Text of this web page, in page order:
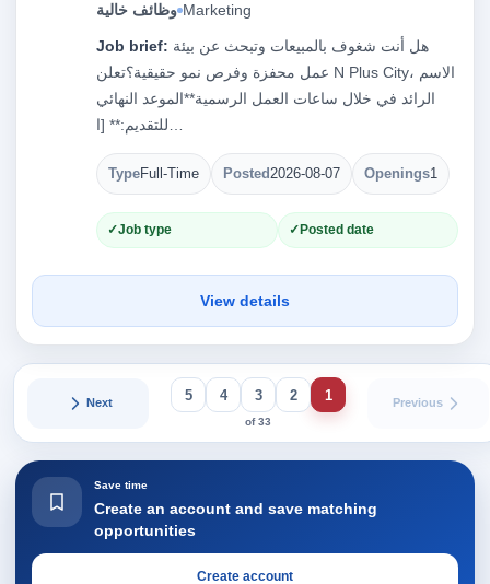
وظائف خالية Marketing
Job brief:
عمل محفزة وفرص نمو حقيقية؟تعلن N Plus City، الاسم
الرائد في خلال ساعات العمل الرسمية**الموعد النهائي
TypeFull-Time Posted2026-08-07 Openings1
Job type Posted date
View details
Previous
1
2
3
4
5
of 33
Next
Save time
Create an account and save matching
opportunities
Create account